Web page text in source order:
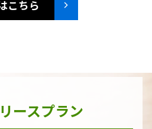
こちら
リースプラン